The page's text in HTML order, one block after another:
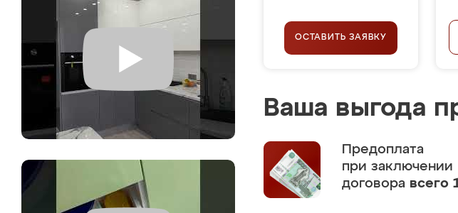
ОСТАВИТЬ ЗАЯВКУ
Ваша выгода
Предоплата
при заключении
договора всего